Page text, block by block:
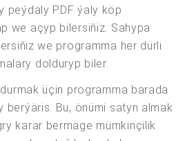
peýdaly PDF ýaly köp
we açyp bilersiňiz. Sahypa
we programma her dürli
dolduryp biler.
üçin programma barada
berýäris. Bu, önümi satyn almak
karar bermäge mümkinçilik